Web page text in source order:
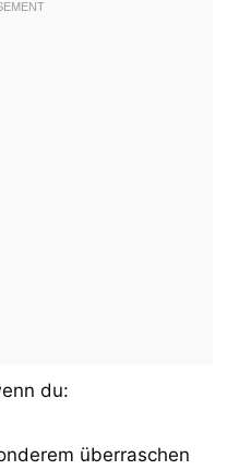
du:
überraschen